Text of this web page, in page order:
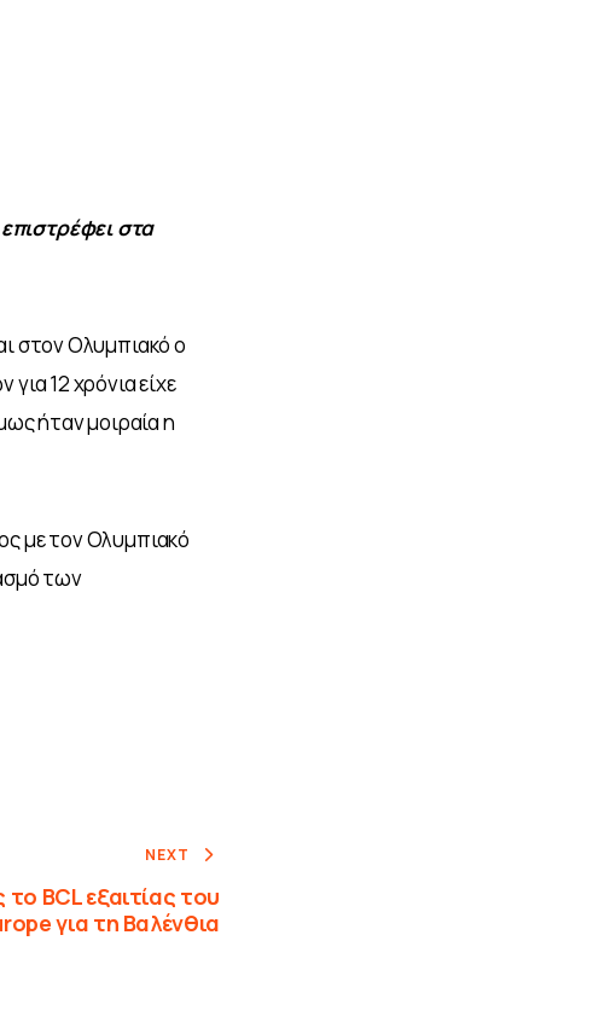
στα
στον Ολυμπιακό ο
12 χρόνια είχε
ήταν μοιραία η
με τον Ολυμπιακό
των
NEXT
BCL εξαιτίας του
για τη Βαλένθια